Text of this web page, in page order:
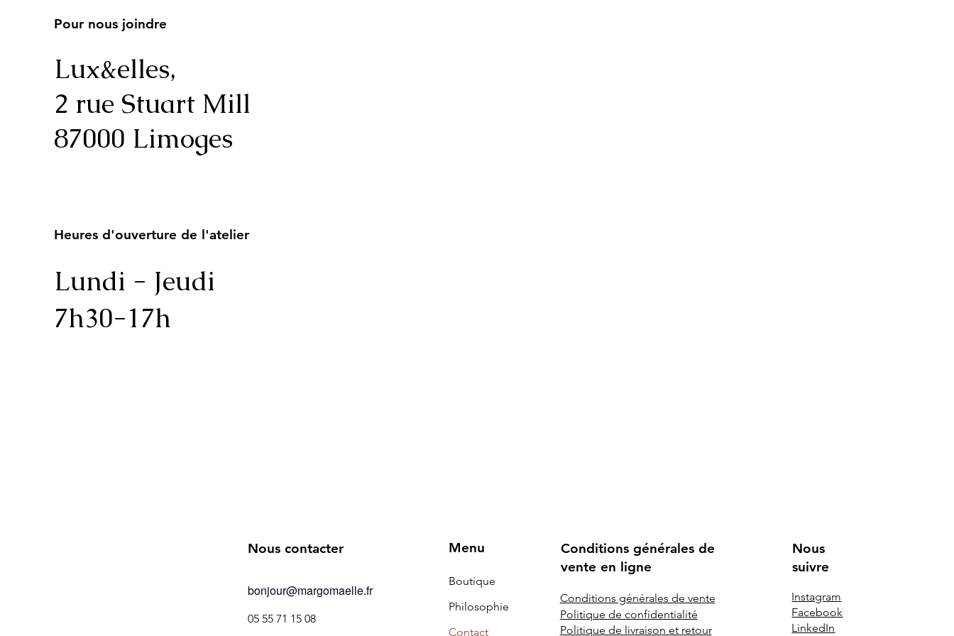
Pour nous joindre
Lux&elles,
2 rue Stuart Mill
87000 Limoges
Heures d'ouverture de l'atelier
Lundi - Jeudi
7h30-17h
Nous contacter
bonjour@margomaelle.fr
05 55 71 15 08
Menu
Boutique
Philosophie
Contact
Conditions générales de
vente en ligne
Conditions générales de vente
Politique de confidentialité
Politique de livraison et retour
Nous
suivre
Instagram
Facebook
LinkedIn